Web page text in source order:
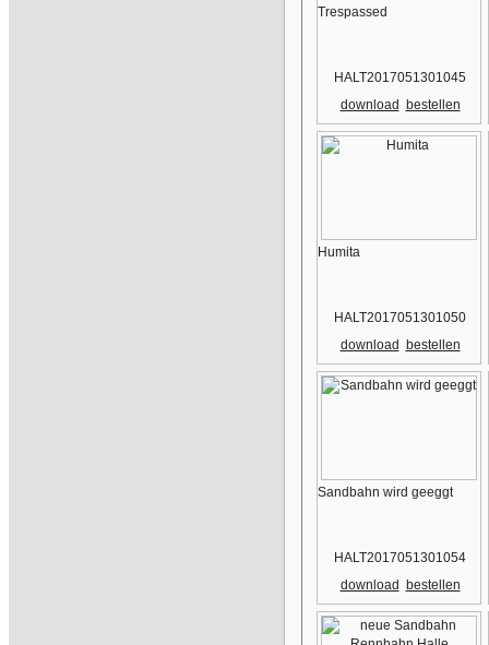
Trespassed
HALT2017051301045
download
bestellen
Humita
HALT2017051301050
download
bestellen
Sandbahn wird geeggt
HALT2017051301054
download
bestellen